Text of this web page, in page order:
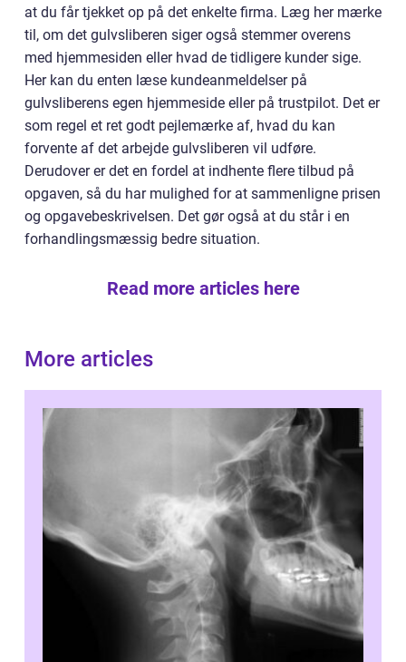
at du får tjekket op på det enkelte firma. Læg her mærke
til, om det gulvsliberen siger også stemmer overens
med hjemmesiden eller hvad de tidligere kunder sige.
Her kan du enten læse kundeanmeldelser på
gulvsliberens egen hjemmeside eller på trustpilot. Det er
som regel et ret godt pejlemærke af, hvad du kan
forvente af det arbejde gulvsliberen vil udføre.
Derudover er det en fordel at indhente flere tilbud på
opgaven, så du har mulighed for at sammenligne prisen
og opgavebeskrivelsen. Det gør også at du står i en
forhandlingsmæssig bedre situation.
Read more articles here
More articles